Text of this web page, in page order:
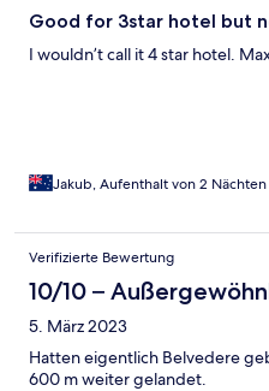
Good for 3star hotel but
I wouldn’t call it 4 star hotel.
Jakub, Aufenthalt von 2 Nächten
Verifizierte Bewertung
10/10 –
5. März 2023
Hatten eigentlich Belvedere
600 m weiter gelandet.